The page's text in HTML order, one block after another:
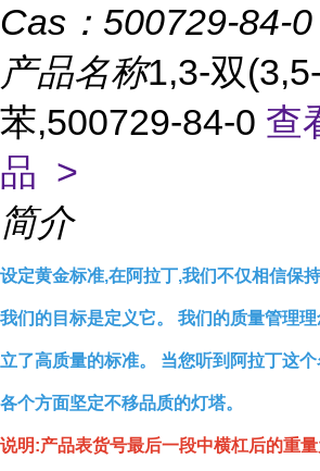
Cas： 500729-84-0
产品名称1,3-双
苯,500729-84-0 查
品 >
简介
设定黄金标准,在阿拉丁,我们不仅相信保
我们的目标是定义它。 我们的质量管理
立了高质量的标准。 当您听到阿拉丁这
各个方面坚定不移品质的灯塔。
说明:产品表货号最后一段中横杠后的重